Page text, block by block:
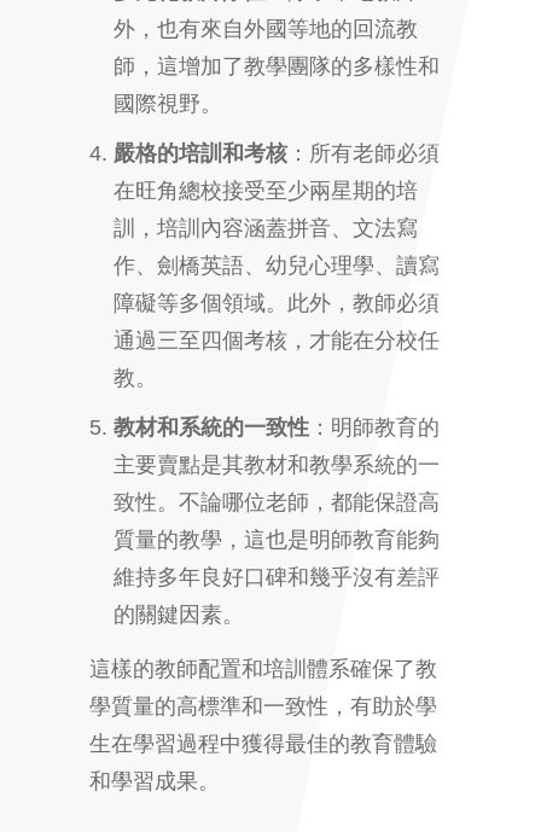
外，也有來自外國等地的回流教
師，這增加了教學團隊的多樣性和
國際視野。
嚴格的培訓和考核：所有老師必須
在旺角總校接受至少兩星期的培
訓，培訓內容涵蓋拼音、文法寫
作、劍橋英語、幼兒心理學、讀寫
障礙等多個領域。此外，教師必須
通過三至四個考核，才能在分校任
教。
教材和系統的一致性：明師教育的
主要賣點是其教材和教學系統的一
致性。不論哪位老師，都能保證高
質量的教學，這也是明師教育能夠
維持多年良好口碑和幾乎沒有差評
的關鍵因素。
這樣的教師配置和培訓體系確保了教
學質量的高標準和一致性，有助於學
生在學習過程中獲得最佳的教育體驗
和學習成果。